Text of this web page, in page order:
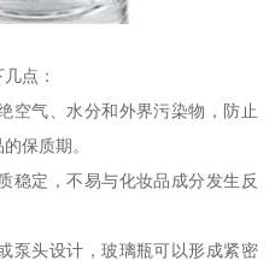
点：
空气、水分和外界污染物，防止
保质期。
稳定，不易与化妆品成分发生反
泵头设计，玻璃瓶可以形成紧密